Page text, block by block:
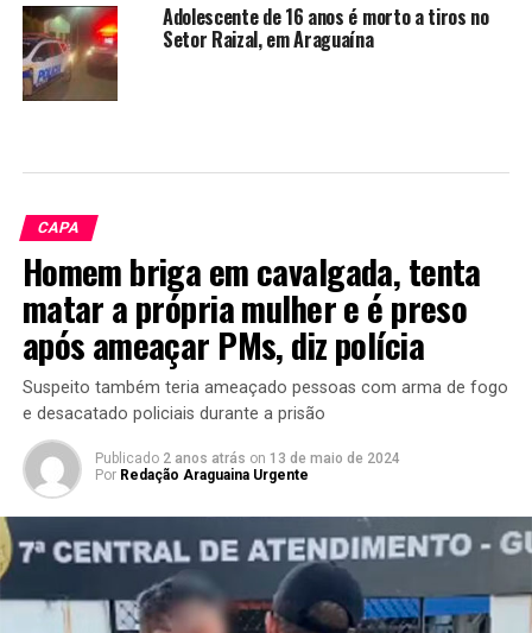
Adolescente de 16 anos é morto a tiros no
Setor Raizal, em Araguaína
CAPA
Homem briga em cavalgada, tenta
matar a própria mulher e é preso
após ameaçar PMs, diz polícia
Suspeito também teria ameaçado pessoas com arma de fogo
e desacatado policiais durante a prisão
Publicado 2 anos atrás on 13 de maio de 2024
Por Redação Araguaina Urgente